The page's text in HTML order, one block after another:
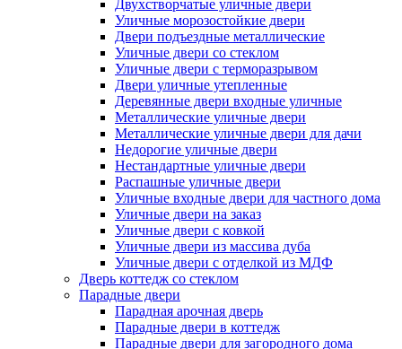
Двухстворчатые уличные двери
Уличные морозостойкие двери
Двери подъездные металлические
Уличные двери со стеклом
Уличные двери с терморазрывом
Двери уличные утепленные
Деревянные двери входные уличные
Металлические уличные двери
Металлические уличные двери для дачи
Недорогие уличные двери
Нестандартные уличные двери
Распашные уличные двери
Уличные входные двери для частного дома
Уличные двери на заказ
Уличные двери с ковкой
Уличные двери из массива дуба
Уличные двери с отделкой из МДФ
Дверь коттедж со стеклом
Парадные двери
Парадная арочная дверь
Парадные двери в коттедж
Парадные двери для загородного дома